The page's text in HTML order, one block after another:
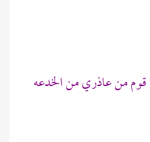
من عاذري من الخدعه